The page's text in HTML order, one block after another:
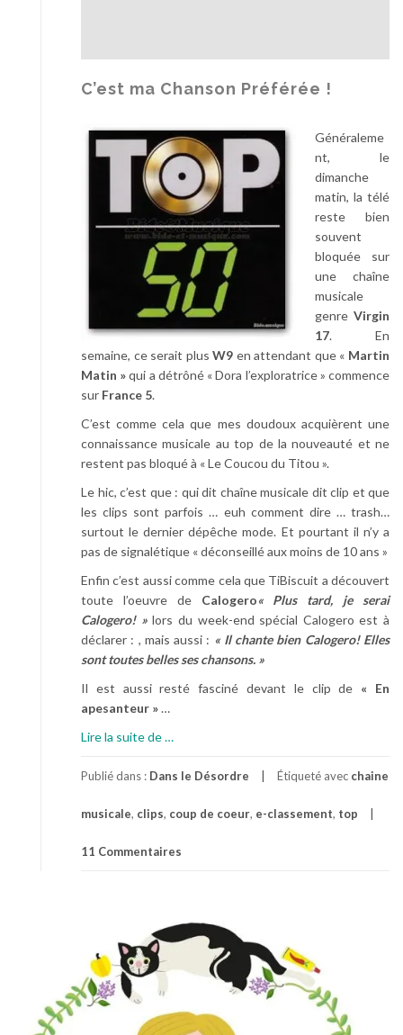
C’est ma Chanson Préférée !
Généraleme
nt, le
dimanche
matin, la télé
reste bien
souvent
bloquée sur
une chaîne
musicale
genre Virgin
17. En
semaine, ce serait plusW9 en attendant que « Martin
Matin »qui a détrôné « Dora l’exploratrice » commence
sur France 5.
C’est comme cela que mes doudoux acquièrent une
connaissance musicale au top de la nouveauté et ne
restent pas bloqué à « Le Coucou du Titou ».
Le hic, c’est que : qui dit chaîne musicale dit clip et que
les clips sont parfois … euh comment dire … trash…
surtout le dernier dépêche mode. Et pourtant il n’y a
pas de signalétique « déconseillé aux moins de 10 ans »
Enfin c’est aussi comme cela que TiBiscuit a découvert
toute l’oeuvre de Calogero« Plus tard, je serai
Calogero! »lors du week-end spécial Calogero est à
déclarer : , mais aussi : « Il chante bien Calogero! Elles
sont toutes belles ses chansons. »
Il est aussi resté fasciné devant le clip de « En
apesanteur »…
Lire la suite de
r
p
s
s
m
a
C
…
Publié dans : Dans le Désordre Étiqueté avec chaine
musicale, clips, coup de coeur, e-classement, top
11 Commentaires